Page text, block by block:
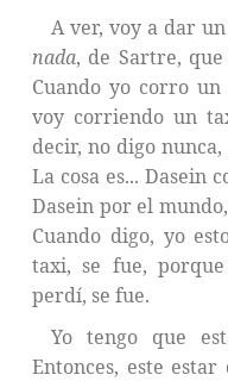
A ver, voy a dar
nada, de Sartre,
Cuando yo corro
voy corriendo un
decir, no digo
La cosa es... Dasein
Dasein por el
Cuando digo, yo
taxi, se fue,
perdí, se fue.
Yo tengo que
Entonces, este